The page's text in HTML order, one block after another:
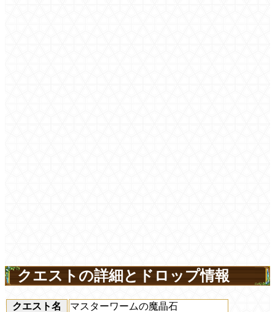
クエストの詳細とドロップ情報
クエスト名
マスターワームの魔晶石